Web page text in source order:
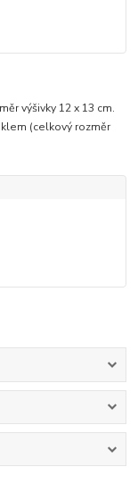
výšivky 12 x 13 cm.
(celkový rozměr